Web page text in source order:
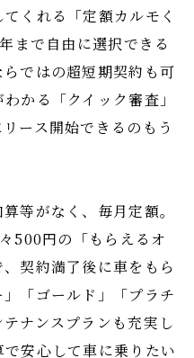
くれる「定額カルモく
まで自由に選択できる
ではの超短期契約も可
かる「クイック審査」
ース開始できるのもう
等がなく、毎月定額。
500円の「もらえるオ
契約満了後に車をもら
「ゴールド」「プラチ
ナンスプランも充実し
安心して車に乗りたい